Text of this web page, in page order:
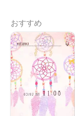
おすすめ